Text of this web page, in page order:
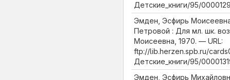
Детские_книги/95/
Эмден, Эсфирь
Петровой : Для мл. шк.
Моисеевна, 1970. — URL:
ftp://lib.herzen.spb.ru/
Детские_книги/95/
Эмден, Эсфирь